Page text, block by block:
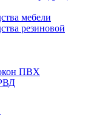
мебели
резиновой
ПВХ